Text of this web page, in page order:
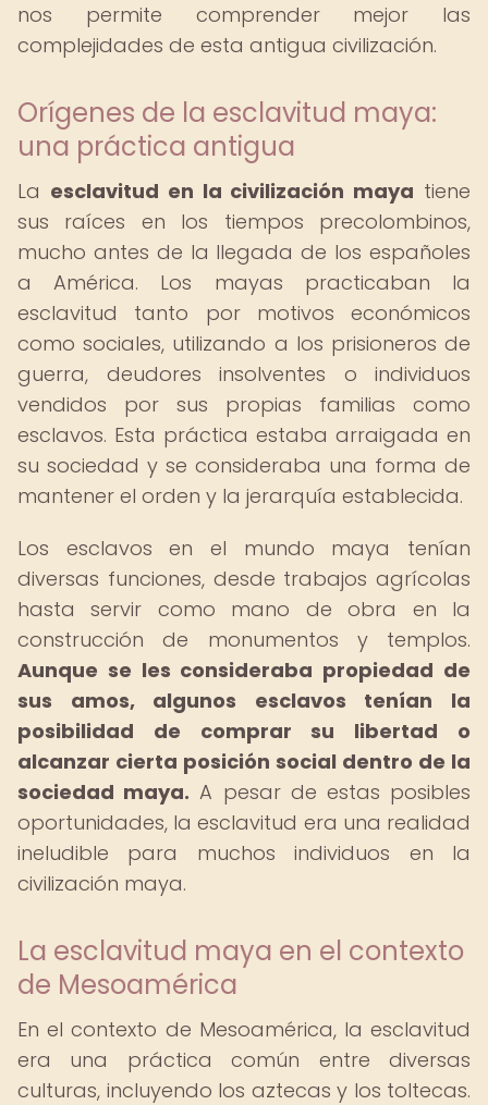
nos permite comprender mejor las
complejidades de esta antigua civilización.
Orígenes de la esclavitud maya:
una práctica antigua
La esclavitud en la civilización maya tiene
sus raíces en los tiempos precolombinos,
mucho antes de la llegada de los españoles
a América. Los mayas practicaban la
esclavitud tanto por motivos económicos
como sociales, utilizando a los prisioneros de
guerra, deudores insolventes o individuos
vendidos por sus propias familias como
esclavos. Esta práctica estaba arraigada en
su sociedad y se consideraba una forma de
mantener el orden y la jerarquía establecida.
Los esclavos en el mundo maya tenían
diversas funciones, desde trabajos agrícolas
hasta servir como mano de obra en la
construcción de monumentos y templos.
Aunque se les consideraba propiedad de
sus amos, algunos esclavos tenían la
posibilidad de comprar su libertad o
alcanzar cierta posición social dentro de la
sociedad maya. A pesar de estas posibles
oportunidades, la esclavitud era una realidad
ineludible para muchos individuos en la
civilización maya.
La esclavitud maya en el contexto
de Mesoamérica
En el contexto de Mesoamérica, la esclavitud
era una práctica común entre diversas
culturas, incluyendo los aztecas y los toltecas.